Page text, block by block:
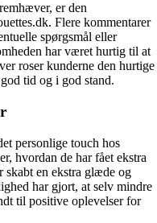
er den
Flere kommentarer
spørgsmål eller
har været hurtig til at
roser kunderne den hurtige
tid og i god stand.
personlige touch hos
hvordan de har fået ekstra
skabt en ekstra glæde og
har gjort, at selv mindre
til positive oplevelser for